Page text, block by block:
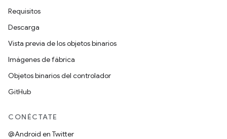
Requisitos
Descarga
Vista previa de los objetos binarios
Imágenes de fábrica
Objetos binarios del controlador
GitHub
CONÉCTATE
@Android en Twitter